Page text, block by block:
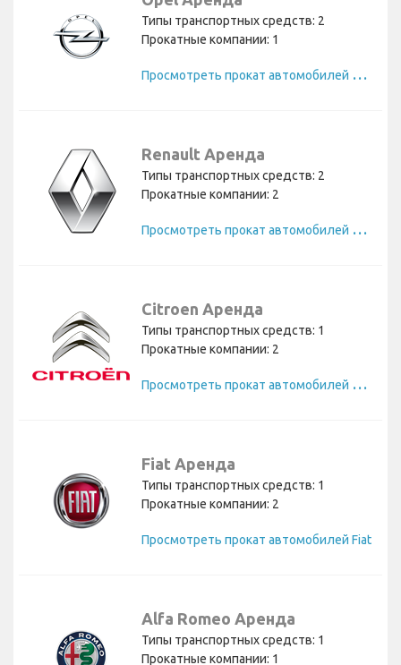
Типы транспортных средств: 2
Прокатные компании: 1
П
росмотреть прокат автомобилей Opel
Renault Аренда
Типы транспортных средств: 2
Прокатные компании: 2
П
росмотреть прокат автомобилей Renault
Citroen Аренда
Типы транспортных средств: 1
Прокатные компании: 2
П
росмотреть прокат автомобилей Citroen
Fiat Аренда
Типы транспортных средств: 1
Прокатные компании: 2
Просмотреть прокат автомобилей Fiat
Alfa Romeo Аренда
Типы транспортных средств: 1
Прокатные компании: 1